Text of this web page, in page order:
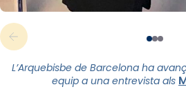
L’Arquebisbe de Barcelona ha
equip a una entrevista als